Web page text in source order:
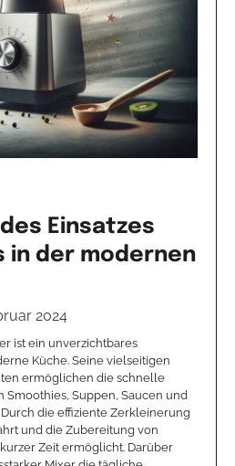
Einsatzes
in der modernen
2024
ist ein unverzichtbares
Küche. Seine vielseitigen
ermöglichen die schnelle
Suppen, Saucen und
die effiziente Zerkleinerung
und die Zubereitung von
Zeit ermöglicht. Darüber